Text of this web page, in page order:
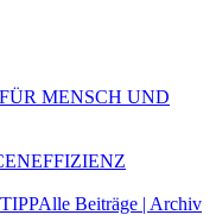
MENSCH UND
Alle Beiträge | Archiv